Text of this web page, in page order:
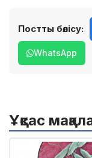
Постты бөлісу:
WhatsApp
Ұқсас